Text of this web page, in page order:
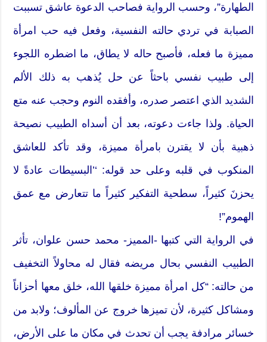
الطهارة”، وحسب الرواية فصاحب الدعوة عاشق تسببت
الصبابة في تردي حالته النفسية، وفعل فيه حب امرأة
مميزة ما فعله، فأصبح حاله لا يطاق، ما اضطره اللجوء
إلى طبيب نفسي باحثاً عن حل يُذهب به ذلك الألم
الشديد الذي اعتصر صدره، وأفقده النوم وحجب عنه متع
الحياة. ولذا جاءت دعوته، بعد أن أسداه الطبيب نصيحة
ذهبية بأن لا يقترن بامرأة مميزة، وقد تأكد للعاشق
المنكوب في قلبه وعلى حد قوله: ‘’البسيطات عادةً لا
يحزنَ كثيراً، سطحية التفكير كثيراً ما تتعارض مع عمق
الهموم”!
في الرواية التي كتبها -المميز- محمد حسن علوان، تأثر
الطبيب النفسي بحال مريضه فقال له محاولاً التخفيف
من حالته: “كل امرأة مميزة خلقها الله، خلق معها أحزاناً
ومشاكل كثيرة، لأن تميزها خروج عن المألوف؛ ولابد من
خسائر مرادفة يجب أن تحدث في مكان ما على الأرض،